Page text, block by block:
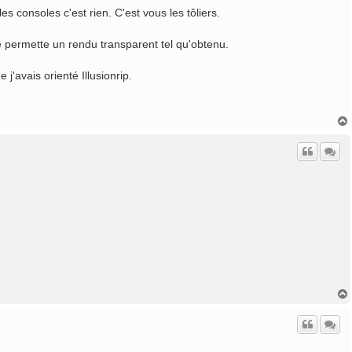
consoles c'est rien. C'est vous les tôliers.
un rendu transparent tel qu'obtenu.
j'avais orienté Illusionrip.